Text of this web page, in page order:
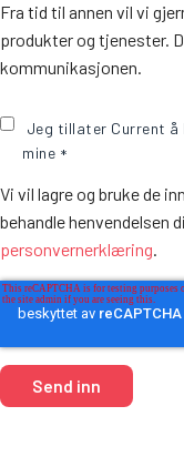
Fra tid til annen vil vi
produkter og tjenester.
kommunikasjonen.
Jeg tillater Current å
mine *
Vi vil lagre og bruke de
behandle henvendelsen
personvernerklæring.